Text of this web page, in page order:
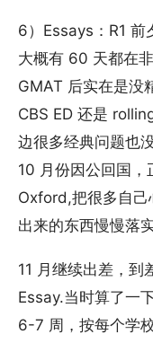
6）Essays：R1 前
大概有 60 天都在
GMAT 后实在是没
CBS ED 还是
边很多经典问题也
10 月份因公回国，
Oxford,把很多自己
出来的东西慢慢落
11 月继续出差，到
Essay.当时算了一
6-7 周，按每个学